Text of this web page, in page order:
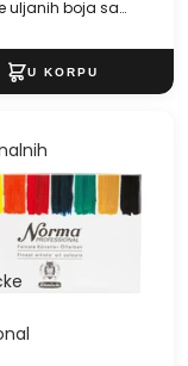
uljanih boja sa